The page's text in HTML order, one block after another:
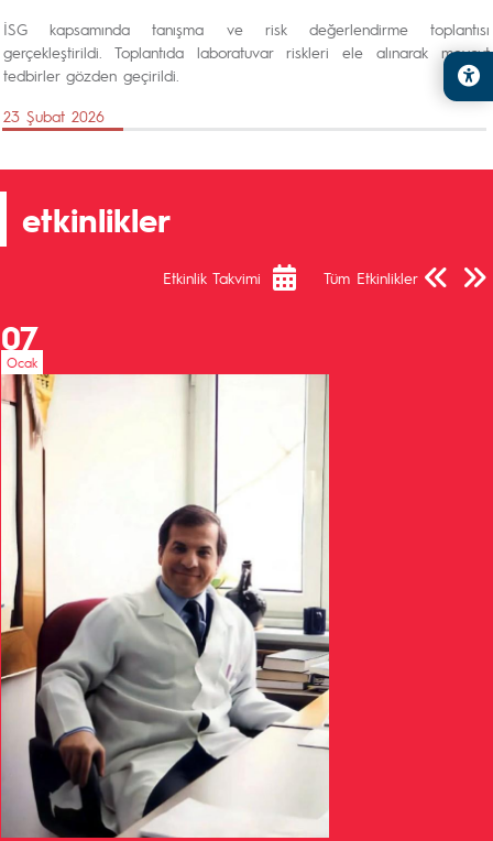
İSG kapsamında tanışma ve risk değerlendirme toplantısı
gerçekleştirildi. Toplantıda laboratuvar riskleri ele alınarak mevcut
tedbirler gözden geçirildi.
23 Şubat 2026
etkinlikler
Etkinlik Takvimi Tüm Etkinlikler
Önceki
07
Ocak